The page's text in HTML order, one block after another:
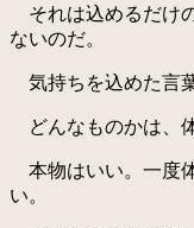
それは込めるだけ
ないのだ。
気持ちを込めた言
どんなものかは、
本物はいい。一度
い。